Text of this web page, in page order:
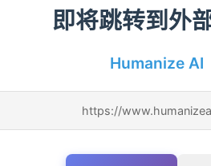
即将跳转到外
Humanize AI
https://